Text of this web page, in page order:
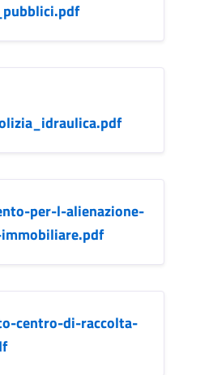
per-l-alienazione-
centro-di-raccolta-